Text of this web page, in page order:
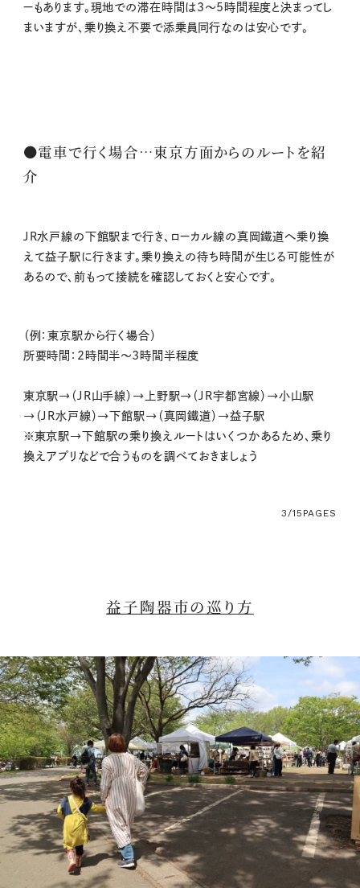
ーもあります。現地での滞在時間は3～5時間程度と決まってし
まいますが、乗り換え不要で添乗員同行なのは安心です。
●電車で行く場合…東京方面からのルートを紹
介
JR水戸線の下館駅まで行き、ローカル線の真岡鐵道へ乗り換
えて益子駅に行きます。乗り換えの待ち時間が生じる可能性が
あるので、前もって接続を確認しておくと安心です。
（例：東京駅から行く場合）
所要時間：2時間半～3時間半程度
東京駅→（JR山手線）→上野駅→（JR宇都宮線）→小山駅
→（JR水戸線）→下館駅→（真岡鐵道）→益子駅
※東京駅→下館駅の乗り換えルートはいくつかあるため、乗り
換えアプリなどで合うものを調べておきましょう
3/15 PAGES
益子陶器市の巡り方